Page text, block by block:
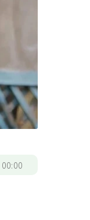
00:00